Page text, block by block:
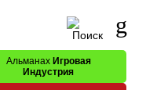
Альманах Игровая
Индустрия